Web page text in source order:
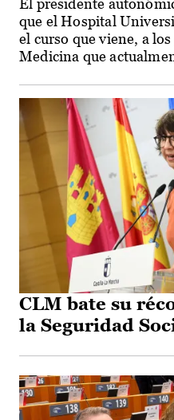
El presidente
que el Hospital
el curso que viene, a
Medicina que
CLM bate su
la Seguridad